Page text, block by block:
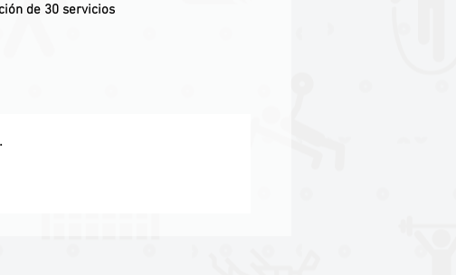
de 30 servicios